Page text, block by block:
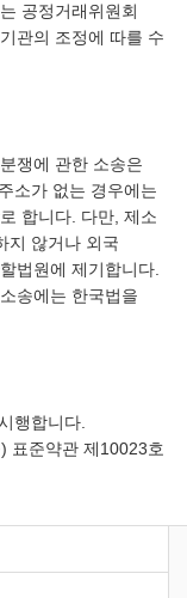
공정거래위원회
관의 조정에 따를 수
쟁에 관한 소송은
소가 없는 경우에는
합니다. 다만, 제소
지 않거나 외국
법원에 제기합니다.
송에는 한국법을
행합니다.
표준약관 제10023호